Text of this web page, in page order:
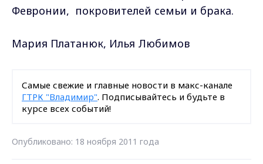
Февронии, покровителей семьи и брака.
Мария Платанюк, Илья Любимов
Самые свежие и главные новости в макс-канале
ГТРК "Владимир". Подписывайтесь и будьте в
курсе всех событий!
Опубликовано: 18 ноября 2011 года